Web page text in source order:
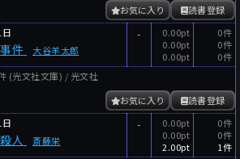
読書登録
お気に入り
件 大谷羊太郎
-
0.00pt
0.00pt
0.00pt
0件
0件
0件
(光文社文庫) / 光文社
読書登録
お気に入り
人 斎藤栄
-
0.00pt
0.00pt
2.00pt
0件
0件
1件